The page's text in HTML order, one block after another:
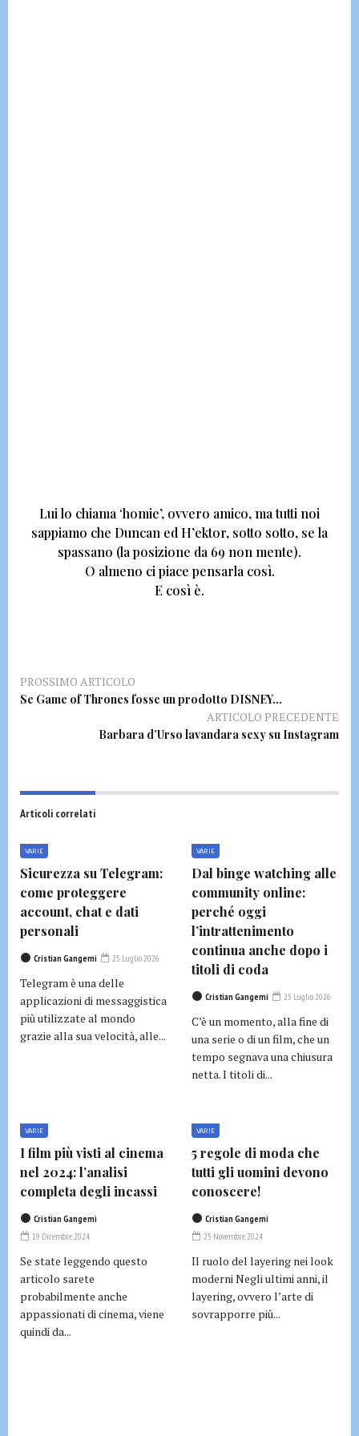
Lui lo chiama ‘homie’, ovvero amico, ma tutti noi
sappiamo che Duncan ed H’ektor, sotto sotto, se la
spassano (la posizione da 69 non mente).
O almeno ci piace pensarla così.
E così è.
PROSSIMO ARTICOLO
Se Game of Thrones fosse un prodotto DISNEY…
ARTICOLO PRECEDENTE
Barbara d’Urso lavandara sexy su Instagram
Articoli correlati
VARIE
Sicurezza su Telegram:
come proteggere
account, chat e dati
personali
Cristian Gangemi 25 Luglio 2026
Telegram è una delle
applicazioni di messaggistica
più utilizzate al mondo
grazie alla sua velocità, alle...
VARIE
Dal binge watching alle
community online:
perché oggi
l’intrattenimento
continua anche dopo i
titoli di coda
Cristian Gangemi 25 Luglio 2026
C’è un momento, alla fine di
una serie o di un film, che un
tempo segnava una chiusura
netta. I titoli di...
VARIE
I film più visti al cinema
nel 2024: l’analisi
completa degli incassi
Cristian Gangemi
19 Dicembre 2024
Se state leggendo questo
articolo sarete
probabilmente anche
appassionati di cinema, viene
quindi da...
VARIE
5 regole di moda che
tutti gli uomini devono
conoscere!
Cristian Gangemi
25 Novembre 2024
Il ruolo del layering nei look
moderni Negli ultimi anni, il
layering, ovvero l’arte di
sovrapporre più...